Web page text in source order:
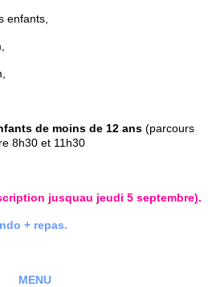
enfants,
de moins de 12 ans (parcours
8h30 et 11h30
jusquau jeudi 5 septembre).
+ repas.